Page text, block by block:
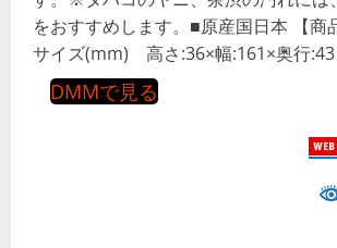
をおすすめします。■原産国日本 【商
サイズ(mm) 高さ:36×幅:161×奥行:43
DMMで見る